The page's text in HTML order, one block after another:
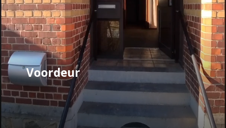
Voordeur